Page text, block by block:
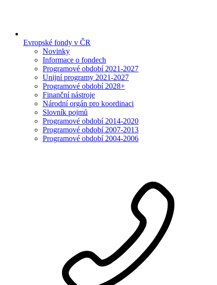
Evropské fondy v ČR
Novinky
Informace o fondech
Programové období 2021-2027
Unijní programy 2021-2027
Programové období 2028+
Finanční nástroje
Národní orgán pro koordinaci
Slovník pojmů
Programové období 2014-2020
Programové období 2007-2013
Programové období 2004-2006